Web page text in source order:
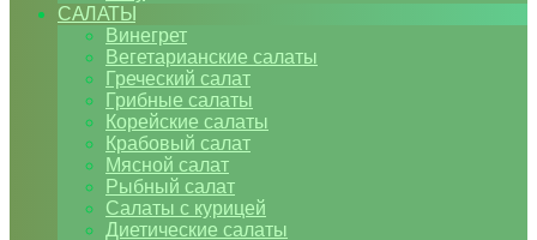
САЛАТЫ
Винегрет
Вегетарианские салаты
Греческий салат
Грибные салаты
Корейские салаты
Крабовый салат
Мясной салат
Рыбный салат
Салаты с курицей
Диетические салаты